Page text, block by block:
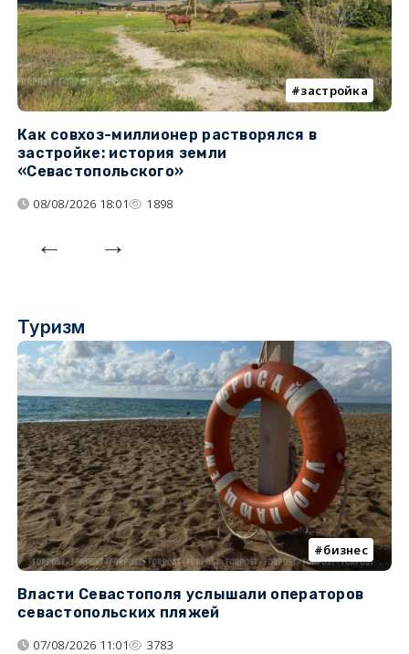
застройка
Как совхоз-миллионер растворялся в
застройке: история земли
«Севастопольского»
08/08/2026 18:01 1898
Туризм
бизнес
Власти Севастополя услышали операторов
севастопольских пляжей
07/08/2026 11:01 3783